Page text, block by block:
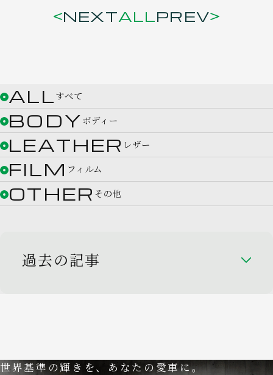
NEXTALLPREV
ALL すべて
BODY ボディー
LEATHER レザー
FILM フィルム
OTHER その他
過去の記事
世界基準の輝きを、あなたの愛車に。